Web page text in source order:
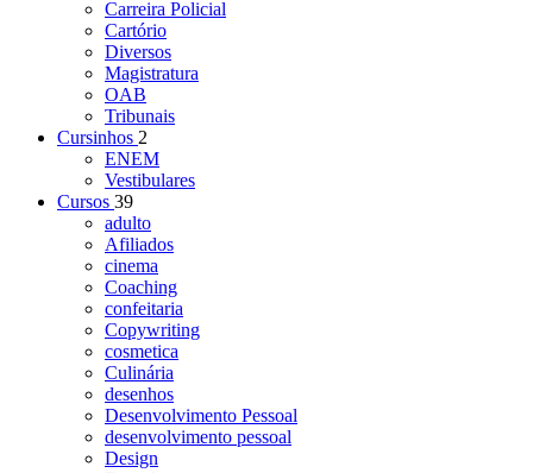
Carreira Policial
Cartório
Diversos
Magistratura
OAB
Tribunais
Cursinhos 2
ENEM
Vestibulares
Cursos 39
adulto
Afiliados
cinema
Coaching
confeitaria
Copywriting
cosmetica
Culinária
desenhos
Desenvolvimento Pessoal
desenvolvimento pessoal
Design